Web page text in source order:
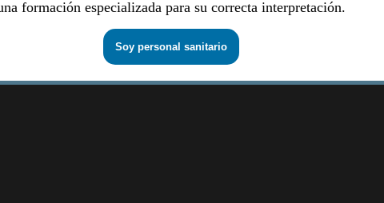
formación especializada para su correcta interpretación.
Soy personal sanitario